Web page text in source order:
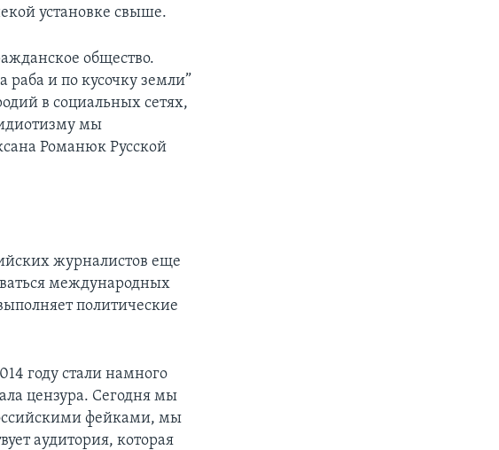
установке свыше.
общество.
и по кусочку земли”
в социальных сетях,
мы
Романюк Русской
журналистов еще
международных
политические
году стали намного
цензура. Сегодня мы
фейками, мы
аудитория, которая